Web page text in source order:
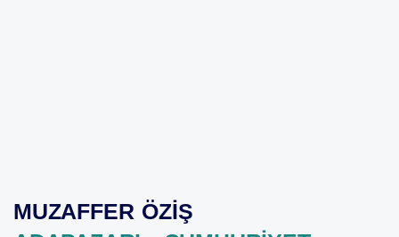
MUZAFFER ÖZİŞ